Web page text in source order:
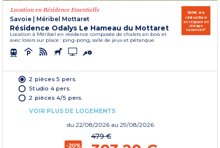
Location en Résidence Essentielle
Savoie | Méribel Mottaret
Résidence Odalys Le Hameau du Mottaret
Location à Méribel en résidence composée de chalets en bois et
avec loisirs sur place : ping-pong, salle de jeux et pétanque.
150€ de
réduction
en réglant en
chèque
vacances*
2 pièces 5 pers.
Studio 4 pers.
2 pièces 4/5 pers.
VOIR PLUS DE LOGEMENTS
du 22/08/2026 au 29/08/2026
-20%
479 €